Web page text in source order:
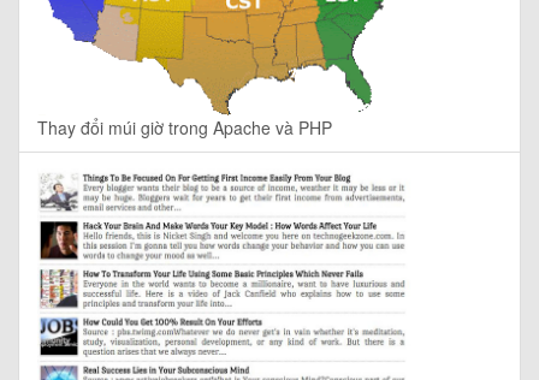
Thay đổi múi giờ trong Apache và PHP